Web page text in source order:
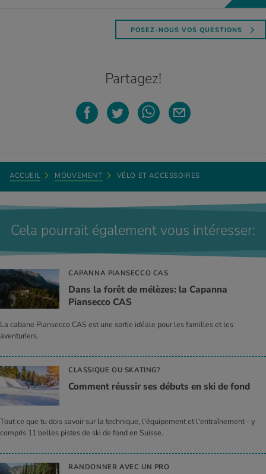
Une autre possibilité consiste à gérer l’intensité de l’entraînement en
fonction de la sollicitation ressentie ou à déterminer la fréquence
cardiaque exacte à l’aide d’un test de performance (p. ex. test de
Center Zurich et Spécialiste des sciences du sport chez Medbase
Goran Petrovic, Personal Trainer
C’est possible, mais il convient alors de ne faire travailler que le
journée de repos à vos muscles endoloris pour qu’ils puissent se
régénérer totalement.
POSEZ-NOUS VOS QUESTIONS
Partagez!
ACCUEIL MOUVEMENT VÉLO ET ACCESSOIRES
Cela pourrait également vous intéresser:
CAPANNA PIANSECCO CAS
Dans la forêt de mélèzes: la Capanna
Piansecco CAS
La cabane Piansecco CAS est une sortie idéale pour les familles et les
aventuriers.
CLASSIQUE OU SKATING?
Comment réussir ses débuts en ski de fond
Tout ce que tu dois savoir sur la technique, l'équipement et l'entraînement - y
compris 11 belles pistes de ski de fond en Suisse.
RANDONNER AVEC UN PRO